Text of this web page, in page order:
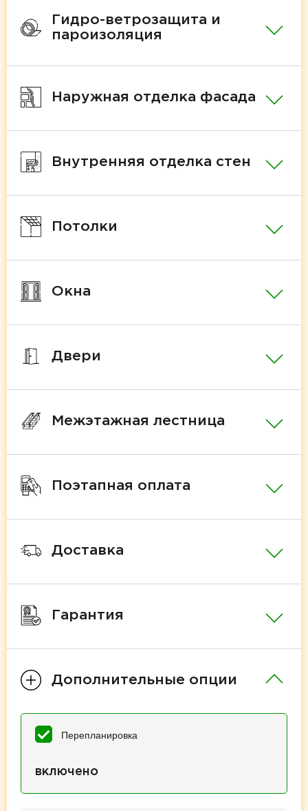
Гидро-ветрозащита и
пароизоляция
Наружная отделка фасада
Внутренняя отделка стен
Потолки
Окна
Двери
Межэтажная лестница
Поэтапная оплата
Доставка
Гарантия
Дополнительные опции
Перепланировка
включено